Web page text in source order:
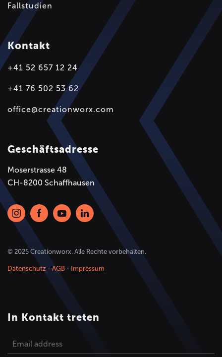
Fallstudien
Kontakt
+41 52 657 12 24
+41 76 502 53 62
office@creationworx.com
Geschäftsadresse
Moserstrasse 48
CH-8200 Schaffhausen
© 2025 Creationworx. Alle Rechte vorbehalten.
Datenschutz - AGB - Impressum
In Kontakt treten